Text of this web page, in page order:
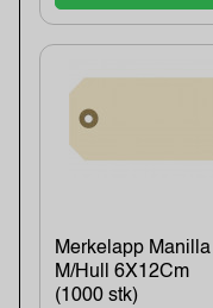
Merkelapp Manilla
M/Hull 6X12Cm
(1000 stk)